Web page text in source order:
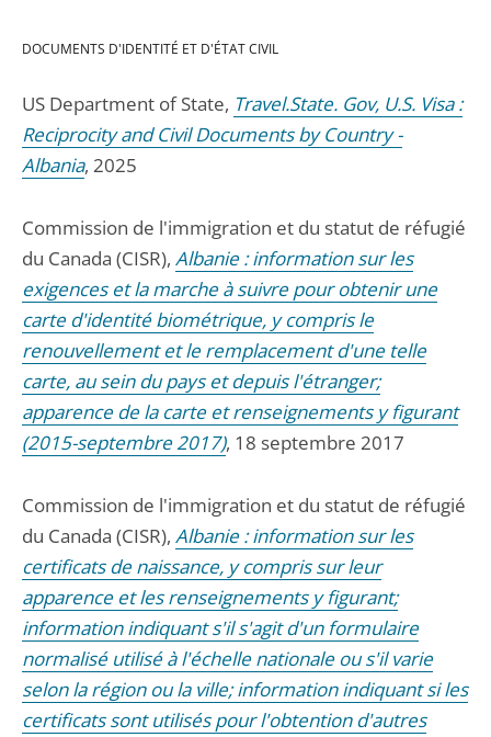
DOCUMENTS D'IDENTITÉ ET D'ÉTAT CIVIL
US Department of State, Travel.State. Gov, U.S. Visa :
Reciprocity and Civil Documents by Country -
Albania, 2025
Commission de l'immigration et du statut de réfugié
du Canada (CISR), Albanie : information sur les
exigences et la marche à suivre pour obtenir une
carte d'identité biométrique, y compris le
renouvellement et le remplacement d'une telle
carte, au sein du pays et depuis l'étranger;
apparence de la carte et renseignements y figurant
(2015-septembre 2017), 18 septembre 2017
Commission de l'immigration et du statut de réfugié
du Canada (CISR), Albanie : information sur les
certificats de naissance, y compris sur leur
apparence et les renseignements y figurant;
information indiquant s'il s'agit d'un formulaire
normalisé utilisé à l'échelle nationale ou s'il varie
selon la région ou la ville; information indiquant si les
certificats sont utilisés pour l'obtention d'autres